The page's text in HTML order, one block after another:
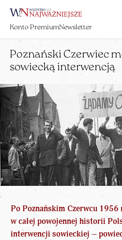
Konto PremiumNewsletter
Poznański Czerwiec
sowiecką interwencją
Po Poznańskim Czerwcu 1956
w całej powojennej historii
interwencji sowieckiej –